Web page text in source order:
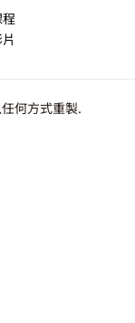
何方式重製.